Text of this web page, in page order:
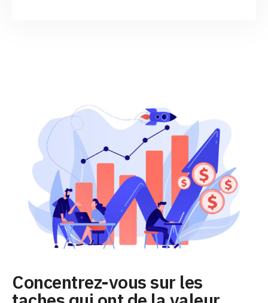
Concentrez-vous sur les